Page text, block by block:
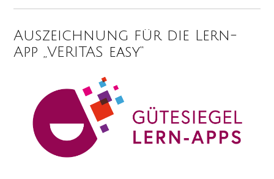
Auszeichnung für die Lern-
App „VERITAS easy“